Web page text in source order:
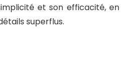
et son efficacité, en
superflus.